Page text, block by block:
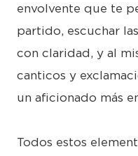
envolvente que te
partido, escuchar
con claridad, y al
canticos y
un aficionado más
Todos estos